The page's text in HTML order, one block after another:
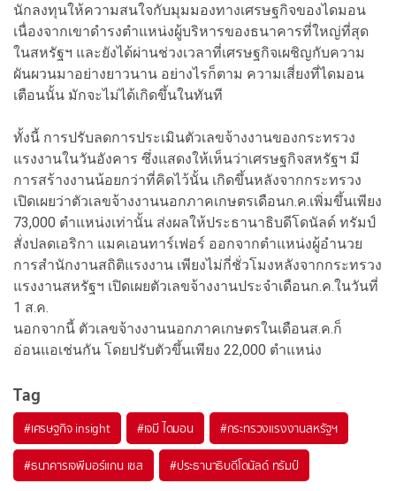
นักลงทุนให้ความสนใจกับมุมมองทางเศรษฐกิจของไดมอน
เนื่องจากเขาดำรงตำแหน่งผู้บริหารของธนาคารที่ใหญ่ที่สุด
ในสหรัฐฯ และยังได้ผ่านช่วงเวลาที่เศรษฐกิจเผชิญกับความ
ผันผวนมาอย่างยาวนาน อย่างไรก็ตาม ความเสี่ยงที่ไดมอน
เตือนนั้น มักจะไม่ได้เกิดขึ้นในทันที
ทั้งนี้ การปรับลดการประเมินตัวเลขจ้างงานของกระทรวง
แรงงานในวันอังคาร ซึ่งแสดงให้เห็นว่าเศรษฐกิจสหรัฐฯ มี
การสร้างงานน้อยกว่าที่คิดไว้นั้น เกิดขึ้นหลังจากกระทรวง
เปิดเผยว่าตัวเลขจ้างงานนอกภาคเกษตรเดือนก.ค.เพิ่มขึ้นเพียง
73,000 ตำแหน่งเท่านั้น ส่งผลให้ประธานาธิบดีโดนัลด์ ทรัมป์
สั่งปลดเอริกา แมคเอนทาร์เฟอร์ ออกจากตำแหน่งผู้อำนวย
การสำนักงานสถิติแรงงาน เพียงไม่กี่ชั่วโมงหลังจากกระทรวง
แรงงานสหรัฐฯ เปิดเผยตัวเลขจ้างงานประจำเดือนก.ค.ในวันที่
1 ส.ค.
นอกจากนี้ ตัวเลขจ้างงานนอกภาคเกษตรในเดือนส.ค.ก็
อ่อนแอเช่นกัน โดยปรับตัวขึ้นเพียง 22,000 ตำแหน่ง
Tag
#เศรษฐกิจ insight #เจมี ไดมอน #กระทรวงแรงงานสหรัฐฯ
#ธนาคารเจพีมอร์แกน เชส #ประธานาธิบดีโดนัลด์ ทรัมป์